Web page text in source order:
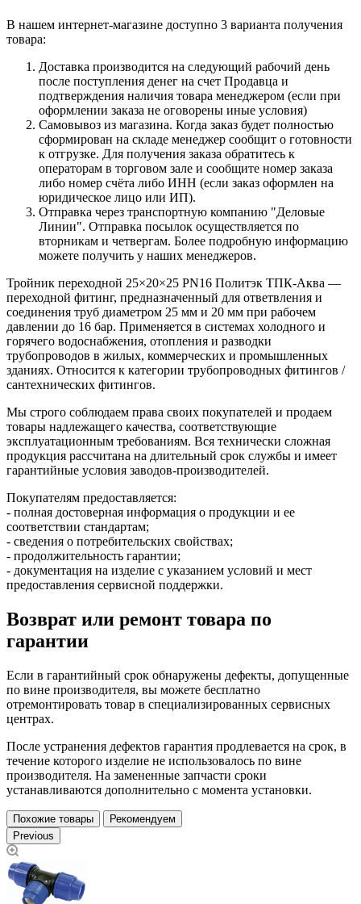
В нашем интернет-магазине доступно 3 варианта получения
товара:
Доставка производится на следующий рабочий день
после поступления денег на счет Продавца и
подтверждения наличия товара менеджером (если при
оформлении заказа не оговорены иные условия)
Самовывоз из магазина. Когда заказ будет полностью
сформирован на складе менеджер сообщит о готовности
к отгрузке. Для получения заказа обратитесь к
операторам в торговом зале и сообщите номер заказа
либо номер счёта либо ИНН (если заказ оформлен на
юридическое лицо или ИП).
Отправка через транспортную компанию "Деловые
Линии". Отправка посылок осуществляется по
вторникам и четвергам. Более подробную информацию
можете получить у наших менеджеров.
Тройник переходной 25×20×25 PN16 Политэк ТПК-Аква —
переходной фитинг, предназначенный для ответвления и
соединения труб диаметром 25 мм и 20 мм при рабочем
давлении до 16 бар. Применяется в системах холодного и
горячего водоснабжения, отопления и разводки
трубопроводов в жилых, коммерческих и промышленных
зданиях. Относится к категории трубопроводных фитингов /
сантехнических фитингов.
Мы строго соблюдаем права своих покупателей и продаем
товары надлежащего качества, соответствующие
эксплуатационным требованиям. Вся технически сложная
продукция рассчитана на длительный срок службы и имеет
гарантийные условия заводов-производителей.
Покупателям предоставляется:
- полная достоверная информация о продукции и ее
соответствии стандартам;
- сведения о потребительских свойствах;
- продолжительность гарантии;
- документация на изделие с указанием условий и мест
предоставления сервисной поддержки.
Возврат или ремонт товара по
гарантии
Если в гарантийный срок обнаружены дефекты, допущенные
по вине производителя, вы можете бесплатно
отремонтировать товар в специализированных сервисных
центрах.
После устранения дефектов гарантия продлевается на срок, в
течение которого изделие не использовалось по вине
производителя. На замененные запчасти сроки
устанавливаются дополнительно с момента установки.
Похожие товары
Рекомендуем
Previous